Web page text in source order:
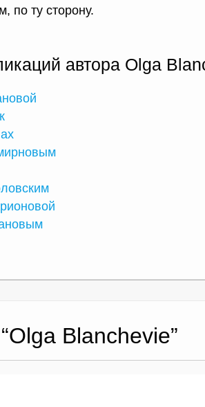
по ту сторону.
автора Olga
Olga Blanchevie”